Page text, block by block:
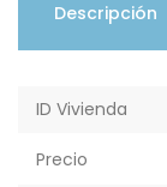
Descripción
ID Vivienda
Precio